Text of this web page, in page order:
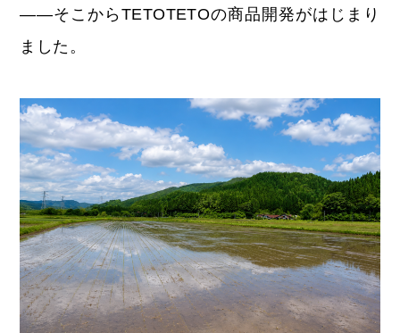
——そこからTETOTETOの商品開発がはじまり
ました。